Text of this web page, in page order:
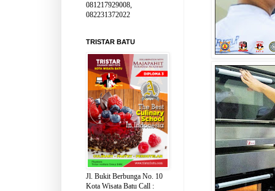
081217929008,
082231372022
TRISTAR BATU
Jl. Bukit Berbunga No. 10
Kota Wisata Batu Call :